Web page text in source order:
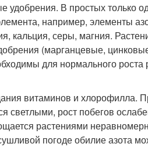
В простых только
например, элементы
кальция, серы, магния.
(марганцевые,
для нормального роста
витаминов и хлорофилла.
рост побегов
растениями
погоде обилие азота